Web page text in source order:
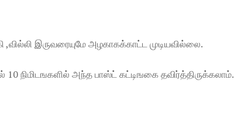
இருவரையுமே அழகாகக்காட்ட முடியவில்லை.
10 நிமிடஙகளில் அந்த பாஸ்ட் கட்டிஙகை தவிர்த்திருக்கலாம்.